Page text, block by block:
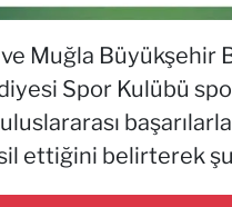
Muğla Büyükşehir
Spor Kulübü
ettiğini belirterek